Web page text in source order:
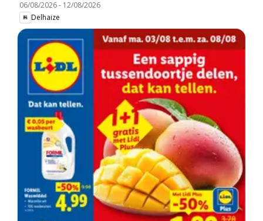
06/08/2026- 12/08/2026
Delhaize